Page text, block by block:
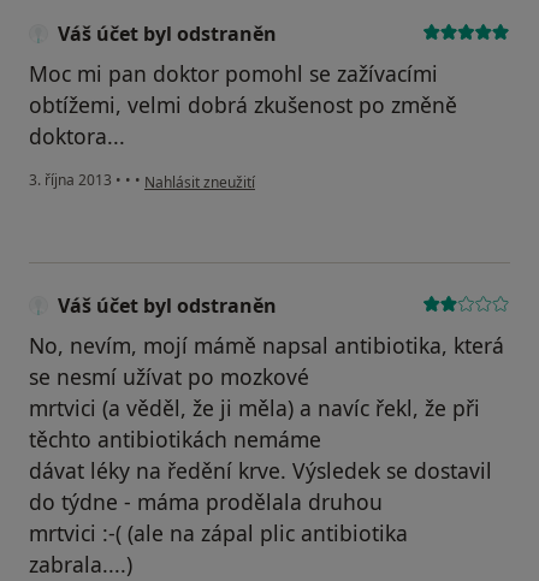
Váš účet byl odstraněn
Moc mi pan doktor pomohl se zažívacími
obtížemi, velmi dobrá zkušenost po změně
doktora...
3. října 2013 • • • podle názoru uživatele Váš účet byl odstraněn
Nahlásit zneužití
Váš účet byl odstraněn
No, nevím, mojí mámě napsal antibiotika, která
se nesmí užívat po mozkové
mrtvici (a věděl, že ji měla) a navíc řekl, že při
těchto antibiotikách nemáme
dávat léky na ředění krve. Výsledek se dostavil
do týdne - máma prodělala druhou
mrtvici :-( (ale na zápal plic antibiotika
zabrala....)